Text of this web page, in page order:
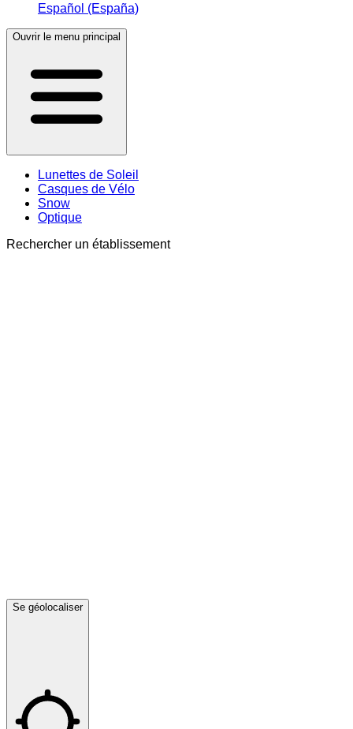
Español (España)
Ouvrir le menu principal
Lunettes de Soleil
Casques de Vélo
Snow
Optique
Rechercher un établissement
Se géolocaliser